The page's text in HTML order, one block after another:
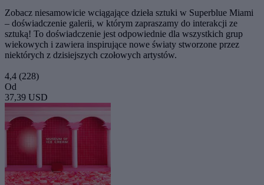
Zobacz niesamowicie wciągające dzieła sztuki w Superblue Miami
– doświadczenie galerii, w którym zapraszamy do interakcji ze
sztuką! To doświadczenie jest odpowiednie dla wszystkich grup
wiekowych i zawiera inspirujące nowe światy stworzone przez
niektórych z dzisiejszych czołowych artystów.
4,4 (228)
Od
37,39 USD